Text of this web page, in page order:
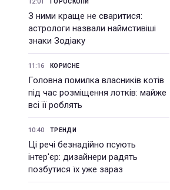
ГОРОСКОПИ
З ними краще не сваритися:
астрологи назвали наймстивіші
знаки Зодіаку
11:16 КОРИСНЕ
Головна помилка власників котів
під час розміщення лотків: майже
всі її роблять
10:40 ТРЕНДИ
Ці речі безнадійно псують
інтер'єр: дизайнери радять
позбутися їх уже зараз